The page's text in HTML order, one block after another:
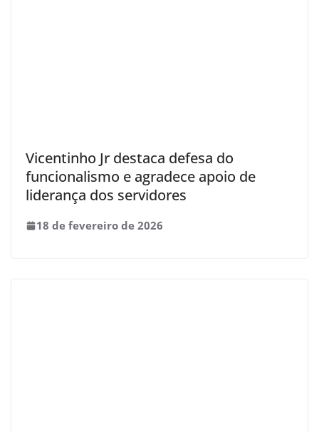
Vicentinho Jr destaca defesa do
funcionalismo e agradece apoio de
liderança dos servidores
18 de fevereiro de 2026